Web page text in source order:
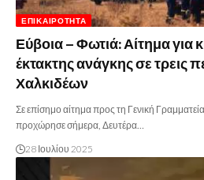
ΕΠΙΚΑΙΡΌΤΗΤΑ
Εύβοια – Φωτιά: Αίτημα για
έκτακτης ανάγκης σε τρεις
Χαλκιδέων
Σε επίσημο αίτημα προς τη Γενική
προχώρησε σήμερα, Δευτέρα…
28 Ιουλίου 2025